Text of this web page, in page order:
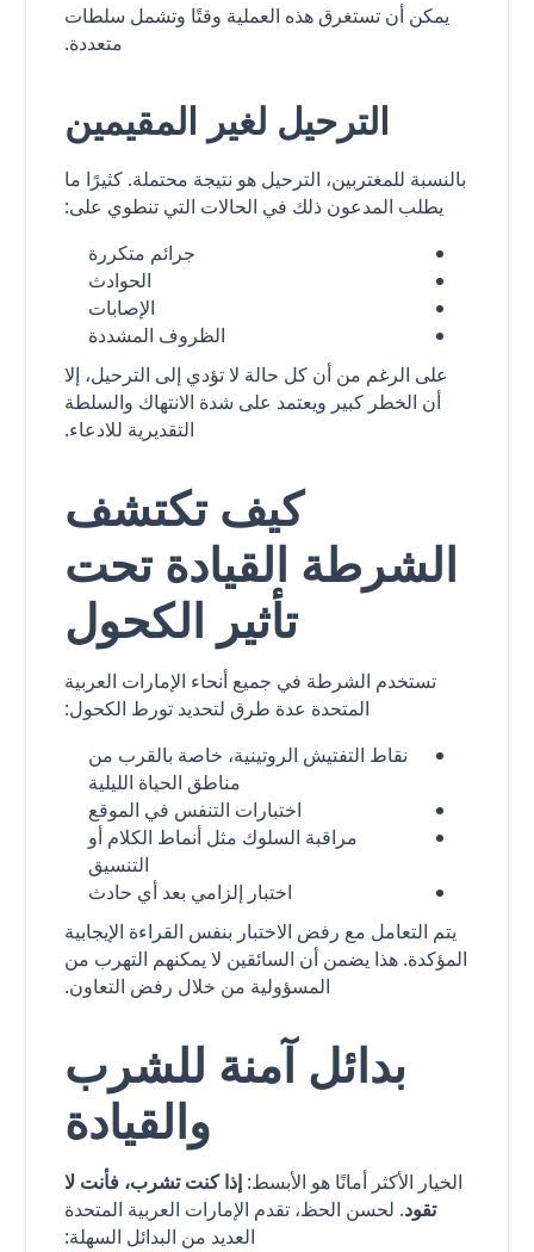
يمكن أن تستغرق هذه العملية وقتًا وتشمل سلطات
متعددة.
الترحيل لغير المقيمين
بالنسبة للمغتربين، الترحيل هو نتيجة محتملة. كثيرًا ما
يطلب المدعون ذلك في الحالات التي تنطوي على:
جرائم متكررة
الحوادث
الإصابات
الظروف المشددة
على الرغم من أن كل حالة لا تؤدي إلى الترحيل، إلا
أن الخطر كبير ويعتمد على شدة الانتهاك والسلطة
التقديرية للادعاء.
كيف تكتشف
الشرطة القيادة تحت
تأثير الكحول
تستخدم الشرطة في جميع أنحاء الإمارات العربية
المتحدة عدة طرق لتحديد تورط الكحول:
نقاط التفتيش الروتينية، خاصة بالقرب من
مناطق الحياة الليلية
اختبارات التنفس في الموقع
مراقبة السلوك مثل أنماط الكلام أو
التنسيق
اختبار إلزامي بعد أي حادث
يتم التعامل مع رفض الاختبار بنفس القراءة الإيجابية
المؤكدة. هذا يضمن أن السائقين لا يمكنهم التهرب من
المسؤولية من خلال رفض التعاون.
بدائل آمنة للشرب
والقيادة
الخيار الأكثر أمانًا هو الأبسط:إذا كنت تشرب، فأنت لا
تقود. لحسن الحظ، تقدم الإمارات العربية المتحدة
العديد من البدائل السهلة: